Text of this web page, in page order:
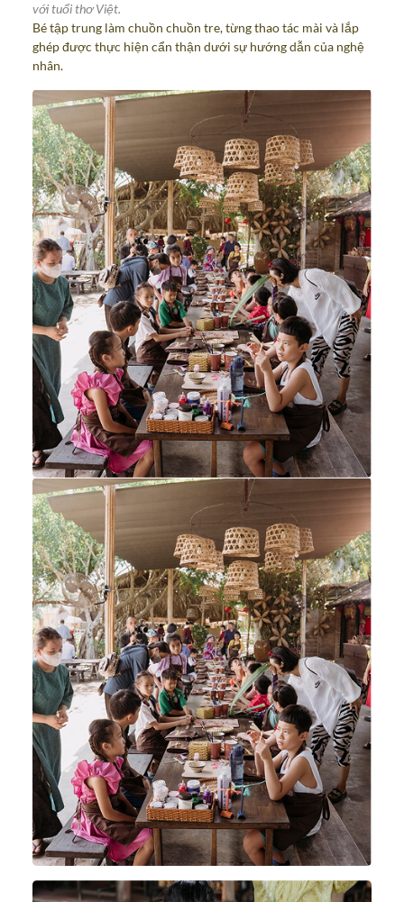
với tuổi thơ Việt.
Bé tập trung làm chuồn chuồn tre, từng thao tác mài và lắp
ghép được thực hiện cẩn thận dưới sự hướng dẫn của nghệ
nhân.